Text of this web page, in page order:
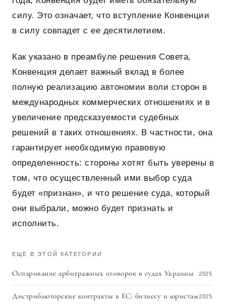
силу. Это означает, что вступление Конвенции
в силу совпадет с ее десятилетием.
Как указано в преамбуле решения Совета,
Конвенция делает важный вклад в более
полную реализацию автономии воли сторон в
международных коммерческих отношениях и в
увеличение предсказуемости судебных
решений в таких отношениях. В частности, она
гарантирует необходимую правовую
определенность: стороны хотят быть уверены в
том, что осуществленный ими выбор суда
будет «признан», и что решение суда, который
они выбрали, можно будет признать и
исполнить.
ЕЩЁ В ЭТОЙ КАТЕГОРИИ
Оспаривание арбитражных оговорок в судах Украины 2025
Дистрибьюторские контракты в ЕС: бизнесу и юристам2025